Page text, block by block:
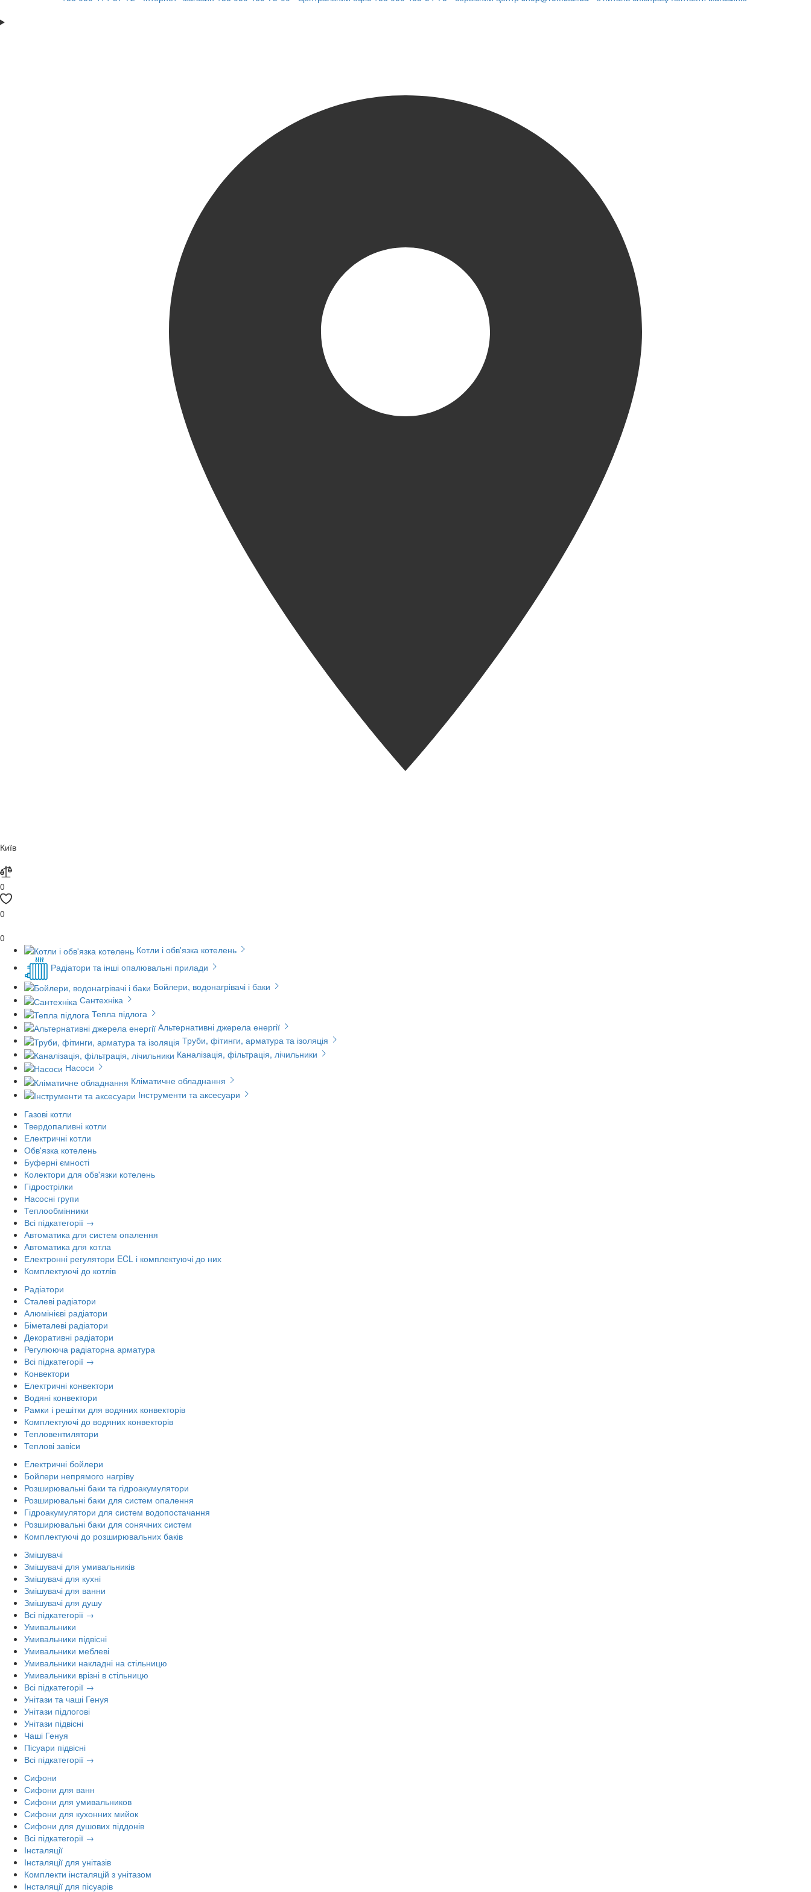
Київ
0
0
0
Котли і обв'язка котелень
Радіатори та інші опалювальні прилади
Бойлери, водонагрівачі і баки
Сантехніка
Тепла підлога
Альтернативні джерела енергії
Труби, фітинги, арматура та ізоляція
Каналізація, фільтрація, лічильники
Насоси
Кліматичне обладнання
Інструменти та аксесуари
Газові котли
Твердопаливні котли
Електричні котли
Обв'язка котелень
Буферні ємності
Колектори для обв'язки котелень
Гідрострілки
Насосні групи
Теплообмінники
Всі підкатегорії →
Автоматика для систем опалення
Автоматика для котла
Електронні регулятори ECL і комплектуючі до них
Комплектуючі до котлів
Радіатори
Сталеві радіатори
Алюмінієві радіатори
Біметалеві радіатори
Декоративні радіатори
Регулююча радіаторна арматура
Всі підкатегорії →
Конвектори
Електричні конвектори
Водяні конвектори
Рамки і решітки для водяних конвекторів
Комплектуючі до водяних конвекторів
Тепловентилятори
Теплові завіси
Електричні бойлери
Бойлери непрямого нагріву
Розширювальні баки та гідроакумулятори
Розширювальні баки для систем опалення
Гідроакумулятори для систем водопостачання
Розширювальні баки для сонячних систем
Комплектуючі до розширювальних баків
Змішувачі
Змішувачі для умивальників
Змішувачі для кухні
Змішувачі для ванни
Змішувачі для душу
Всі підкатегорії →
Умивальники
Умивальники підвісні
Умивальники меблеві
Умивальники накладні на стільницю
Умивальники врізні в стільницю
Всі підкатегорії →
Унітази та чаші Генуя
Унітази підлогові
Унітази підвісні
Чаші Генуя
Пісуари підвісні
Всі підкатегорії →
Сифони
Сифони для ванн
Сифони для умивальников
Сифони для кухонних мийок
Сифони для душових піддонів
Всі підкатегорії →
Інсталяції
Інсталяції для унітазів
Комплекти інсталяцій з унітазом
Інсталяції для пісуарів